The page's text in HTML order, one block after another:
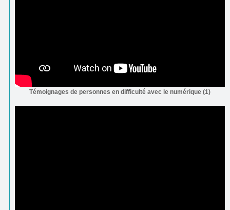
Témoignages de personnes en difficulté avec le numérique (1)